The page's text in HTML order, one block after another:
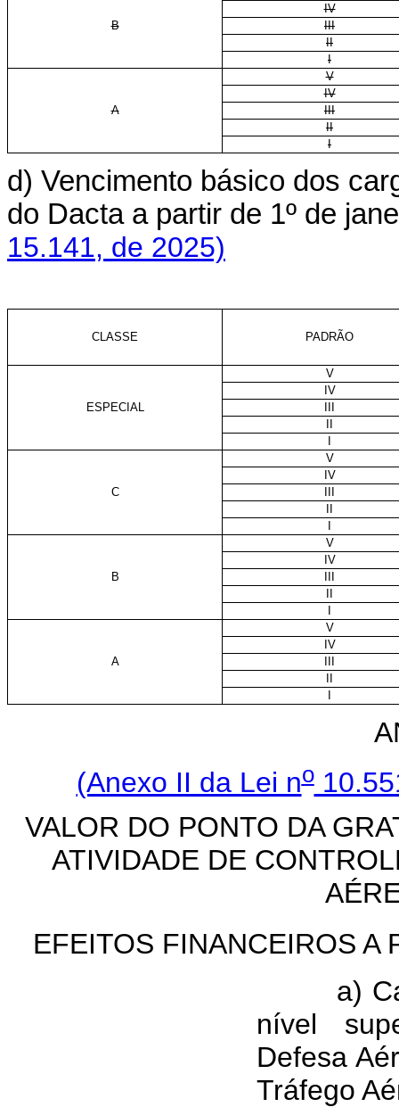
B
IV
III
II
I
A
V
IV
III
II
I
d) Vencimento básico dos
do Dacta a partir de 1º de
15.141, de 2025)
CLASSE PADRÃO
ESPECIAL
V
IV
III
II
I
C
V
IV
III
II
I
B
V
IV
III
II
I
A
V
IV
III
II
I
(Anexo II da Lei no
VALOR DO PONTO DA
ATIVIDADE DE
EFEITOS FINANCEIROS A
a)
nível
Defesa
Tráfego